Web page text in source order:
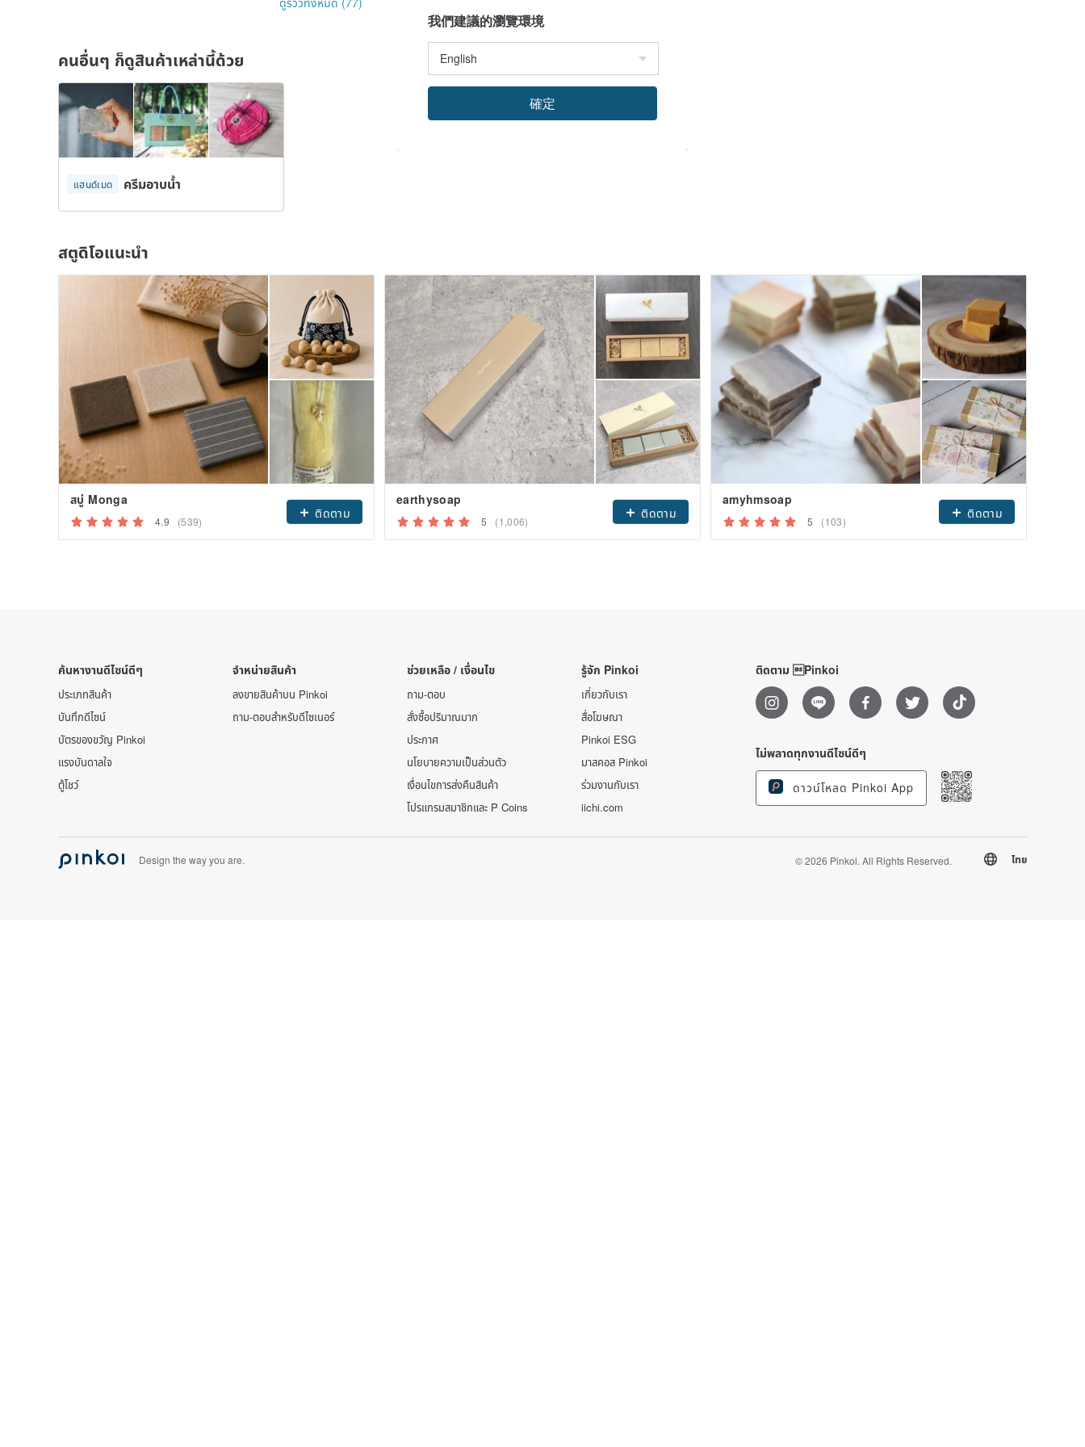
คนอื่นๆ ก็ดูสินค้าเหล่านี้ด้วย
แฮนด์เมด ครีมอาบน้ำ
สตูดิโอแนะนำ
สบู่ Monga
4.9 (539)
ติดตาม
earthysoap
5 (1,006)
ติดตาม
amyhmsoap
5 (103)
ติดตาม
ค้นหางานดีไซน์ดีๆ
ประเภทสินค้า
บันทึกดีไซน์
บัตรของขวัญ Pinkoi
แรงบันดาลใจ
ตู้โชว์
จำหน่ายสินค้า
ลงขายสินค้าบน Pinkoi
ถาม-ตอบสำหรับดีไซเนอร์
ช่วยเหลือ / เงื่อนไข
ถาม-ตอบ
สั่งซื้อปริมาณมาก
ประกาศ
นโยบายความเป็นส่วนตัว
เงื่อนไขการส่งคืนสินค้า
โปรแกรมสมาชิกและ P Coins
รู้จัก Pinkoi
เกี่ยวกับเรา
สื่อโฆษณา
Pinkoi ESG
มาสคอส Pinkoi
ร่วมงานกับเรา
iichi.com
ติดตาม Pinkoi
ไม่พลาดทุกงานดีไซน์ดีๆ
ดาวน์โหลด Pinkoi App
Design the way you are. © 2026 Pinkoi. All Rights Reserved. ไทย
我們建議的瀏覽環境
確定